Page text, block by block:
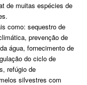
de muitas espécies de
como: sequestro de
prevenção de
água, fornecimento de
do ciclo de
refúgio de
silvestres com